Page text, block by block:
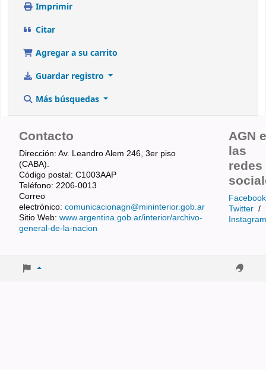
Imprimir
Citar
Agregar a su carrito
Guardar registro
Más búsquedas
Contacto
Dirección: Av. Leandro Alem 246, 3er piso
(CABA).
Código postal: C1003AAP
Teléfono: 2206-0013
Correo
electrónico: comunicacionagn@mininterior.gob.ar
Sitio Web: www.argentina.gob.ar/interior/archivo-
general-de-la-nacion
AGN
las
redes
Facebook
Twitter /
Instagram